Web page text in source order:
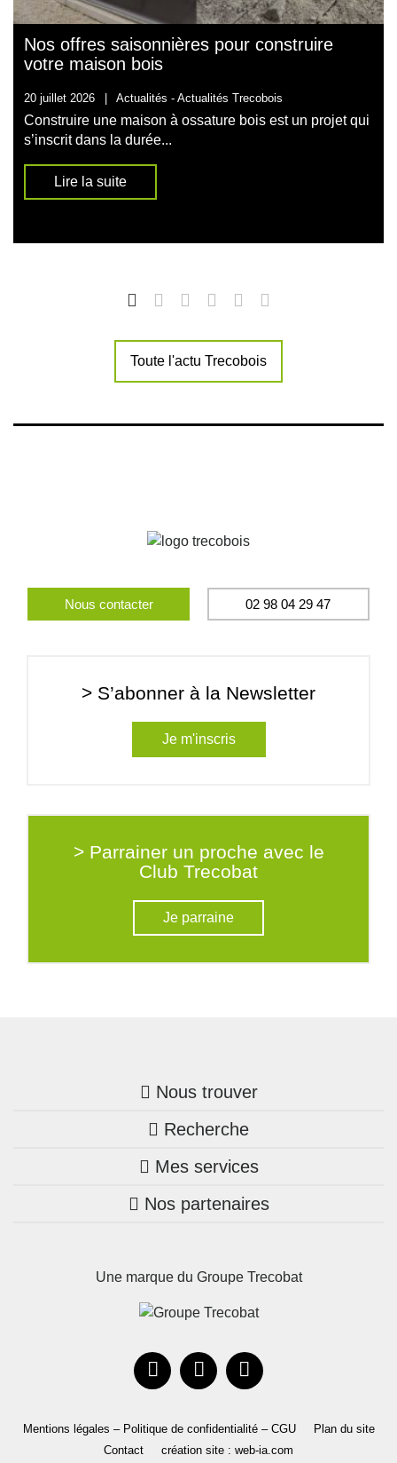
Nos offres saisonnières pour construire
votre maison bois
20 juillet 2026 Actualités - Actualités Trecobois
Construire une maison à ossature bois est un projet qui
s’inscrit dans la durée...
Lire la suite
Toute l'actu Trecobois
Nous contacter 02 98 04 29 47
> S’abonner à la Newsletter
Je m'inscris
> Parrainer un proche avec le
Club Trecobat
Je parraine
Nous trouver
Trouver une agence
Bretagne
Pays de la Loire
Occitanie
Recherche
Nos annonces
Maison + terrain
Mes services
Mon compte Trecobois
Parrainez un proche!
Nos partenaires
Une marque du Groupe Trecobat
Mentions légales – Politique de confidentialité – CGU
Plan du site
Contact
création site : web-ia.com